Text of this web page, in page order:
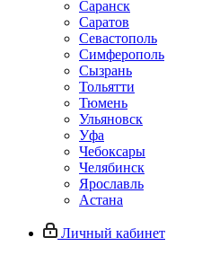
Саранск
Саратов
Севастополь
Симферополь
Сызрань
Тольятти
Тюмень
Ульяновск
Уфа
Чебоксары
Челябинск
Ярославль
Астана
Личный кабинет